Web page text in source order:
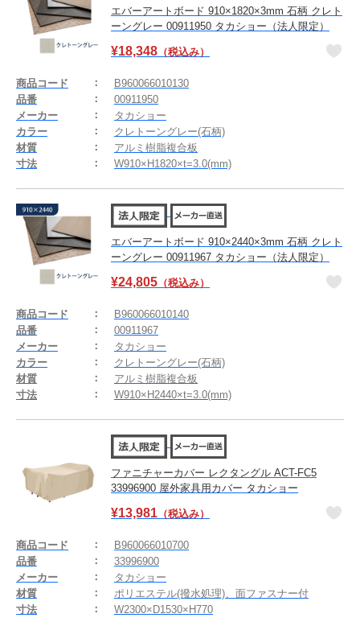
エバーアートボード 910×1820×3mm 石柄 クレト
ーングレー 00911950 タカショー（法人限定）
¥18,348 （税込み）
商品コード
B960066010130
品番
00911950
メーカー
タカショー
カラー
クレトーングレー(石柄)
材質
アルミ樹脂複合板
寸法
W910×H1820×t=3.0(mm)
エバーアートボード 910×2440×3mm 石柄 クレト
ーングレー 00911967 タカショー（法人限定）
¥24,805 （税込み）
商品コード
B960066010140
品番
00911967
メーカー
タカショー
カラー
クレトーングレー(石柄)
材質
アルミ樹脂複合板
寸法
W910×H2440×t=3.0(mm)
ファニチャーカバー レクタングル ACT-FC5
33996900 屋外家具用カバー タカショー
¥13,981 （税込み）
商品コード
B960066010700
品番
33996900
メーカー
タカショー
材質
ポリエステル(撥水処理)、面ファスナー付
寸法
W2300×D1530×H770